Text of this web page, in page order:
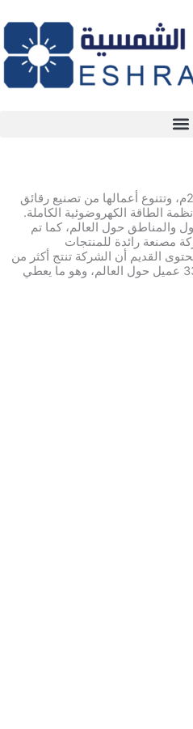
تأسست شركة JA Solar عام 2005م، وتتنوع أعمالها من تصنيع رقائق
الطاقة الكهروضوئية الكاملة.
والمناطق حول العالم، كما تم
مصنعة رائدة للمنتجات
القديم أن الشركة تنتج أكثر من
73 جيجاوات وتخدم أكثر من 33,000 عميل حول العالم، وهو ما يعطي